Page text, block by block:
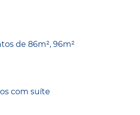
de 86m², 96m²
com suíte